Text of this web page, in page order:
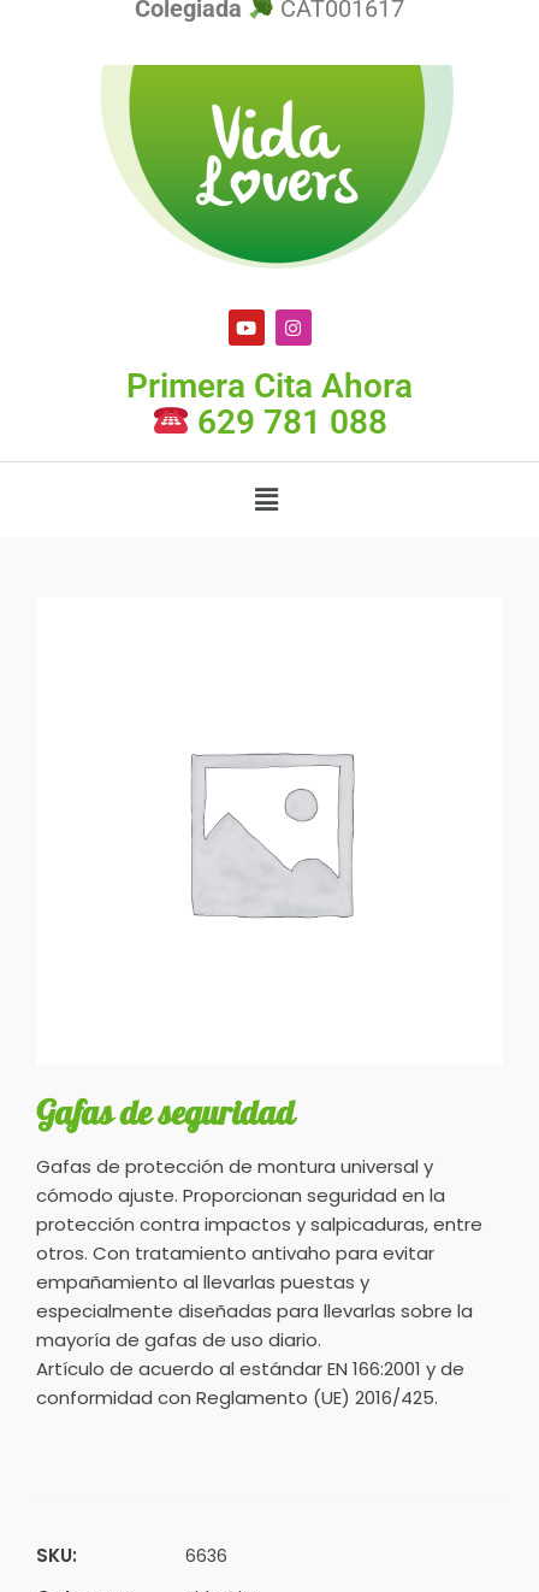
Colegiada CAT001617
Primera Cita Ahora
629 781 088
Gafas de seguridad
Gafas de protección de montura universal y
cómodo ajuste. Proporcionan seguridad en la
protección contra impactos y salpicaduras, entre
otros. Con tratamiento antivaho para evitar
empañamiento al llevarlas puestas y
especialmente diseñadas para llevarlas sobre la
mayoría de gafas de uso diario.
Artículo de acuerdo al estándar EN 166:2001 y de
conformidad con Reglamento (UE) 2016/425.
SKU: 6636